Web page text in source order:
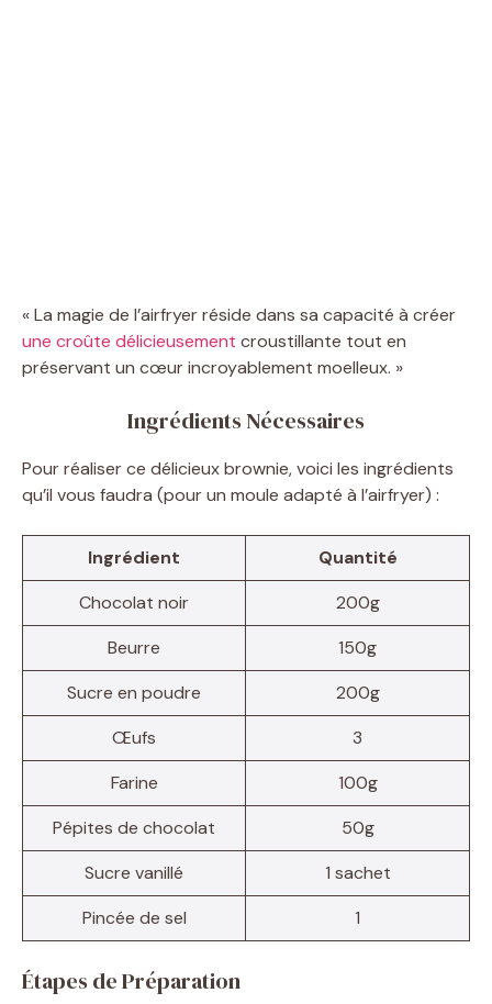
« La magie de l’airfryer réside dans sa capacité à créer
une croûte délicieusement croustillante tout en
préservant un cœur incroyablement moelleux. »
Ingrédients Nécessaires
Pour réaliser ce délicieux brownie, voici les ingrédients
qu’il vous faudra (pour un moule adapté à l’airfryer) :
Ingrédient
Quantité
Chocolat noir
200g
Beurre
150g
Sucre en poudre
200g
Œufs
3
Farine
100g
Pépites de chocolat
50g
Sucre vanillé
1 sachet
Pincée de sel
1
Étapes de Préparation